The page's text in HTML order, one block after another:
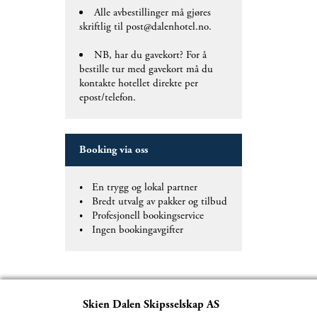
Alle avbestillinger må gjøres
skriftlig til post@dalenhotel.no.
NB, har du gavekort? For å
bestille tur med gavekort må du
kontakte hotellet direkte per
epost/telefon.
Booking via oss
En trygg og lokal partner
Bredt utvalg av pakker og tilbud
Profesjonell bookingservice
Ingen bookingavgifter
Skien Dalen Skipsselskap AS